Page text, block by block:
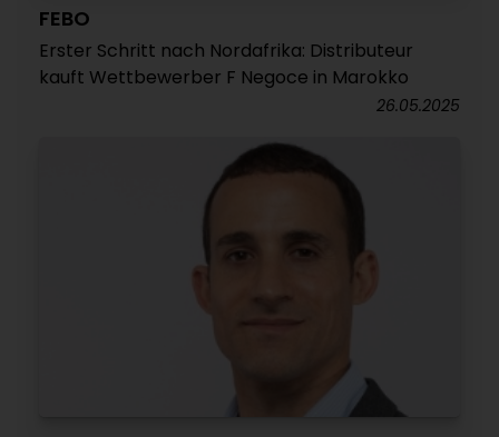
FEBO
Erster Schritt nach Nordafrika: Distributeur
kauft Wettbewerber F Negoce in Marokko
26.05.2025